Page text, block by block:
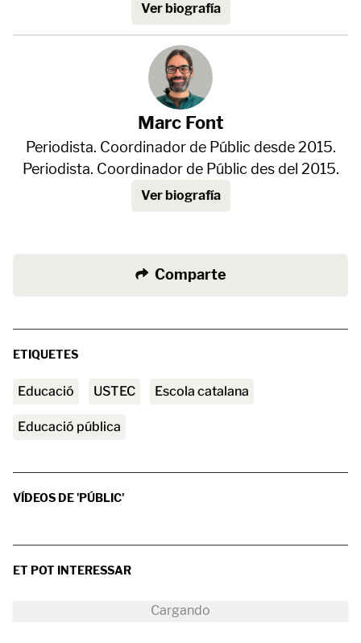
Ver biografía
Marc Font
Periodista. Coordinador de Públic desde 2015.
Periodista. Coordinador de Públic des del 2015.
Ver biografía
Comparte
ETIQUETES
educació USTEC Escola catalana
Educació pública
VÍDEOS DE 'PÚBLIC'
ET POT INTERESSAR